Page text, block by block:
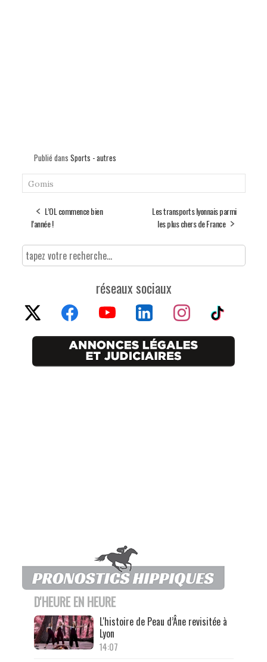
Publié dans Sports - autres
Gomis
L’OL commence bien
l’année !
Les transports lyonnais parmi
les plus chers de France
réseaux sociaux
D'HEURE EN HEURE
L'histoire de Peau d’Âne revisitée à
Lyon
14:07